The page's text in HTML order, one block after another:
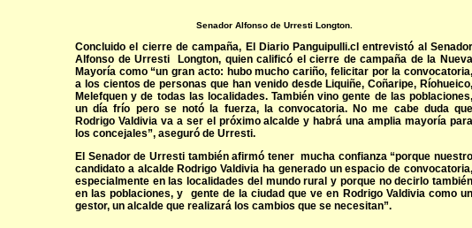
Senador Alfonso de Urresti Longton.
Concluido el cierre de campaña, El Diario Panguipulli.cl entrevistó al Senador
Alfonso de Urresti Longton, quien calificó el cierre de campaña de la Nueva
Mayoría como “un gran acto: hubo mucho cariño, felicitar por la convocatoria,
a los cientos de personas que han venido desde Liquiñe, Coñaripe, Ríohueico,
Melefquen y de todas las localidades. También vino gente de las poblaciones,
un día frío pero se notó la fuerza, la convocatoria. No me cabe duda que
Rodrigo Valdivia va a ser el próximo alcalde y habrá una amplia mayoría para
los concejales”, aseguró de Urresti.
El Senador de Urresti también afirmó tener mucha confianza “porque nuestro
candidato a alcalde Rodrigo Valdivia ha generado un espacio de convocatoria,
especialmente en las localidades del mundo rural y porque no decirlo también
en las poblaciones, y gente de la ciudad que ve en Rodrigo Valdivia como un
gestor, un alcalde que realizará los cambios que se necesitan”.